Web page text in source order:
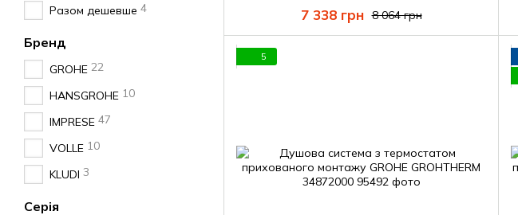
мильницею VOLLE
8 064 грн
7 338 грн
5
Разом дешевше 4
Бренд
GROHE 22
HANSGROHE 10
IMPRESE 47
VOLLE 10
KLUDI 3
Серія